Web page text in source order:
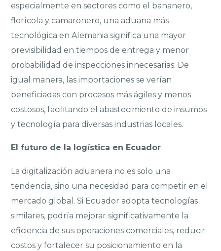
especialmente en sectores como el bananero,
florícola y camaronero, una aduana más
tecnológica en Alemania significa una mayor
previsibilidad en tiempos de entrega y menor
probabilidad de inspecciones innecesarias. De
igual manera, las importaciones se verían
beneficiadas con procesos más ágiles y menos
costosos, facilitando el abastecimiento de insumos
y tecnología para diversas industrias locales.
El futuro de la logística en Ecuador
La digitalización aduanera no es solo una
tendencia, sino una necesidad para competir en el
mercado global. Si Ecuador adopta tecnologías
similares, podría mejorar significativamente la
eficiencia de sus operaciones comerciales, reducir
costos y fortalecer su posicionamiento en la